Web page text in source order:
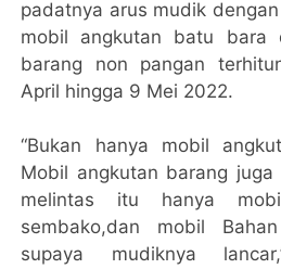
padatnya arus mudik
mobil angkutan batu bara
barang non pangan
April hingga 9 Mei 2022.
“Bukan hanya mobil
Mobil angkutan barang
melintas itu hanya
sembako,dan mobil
supaya mudiknya